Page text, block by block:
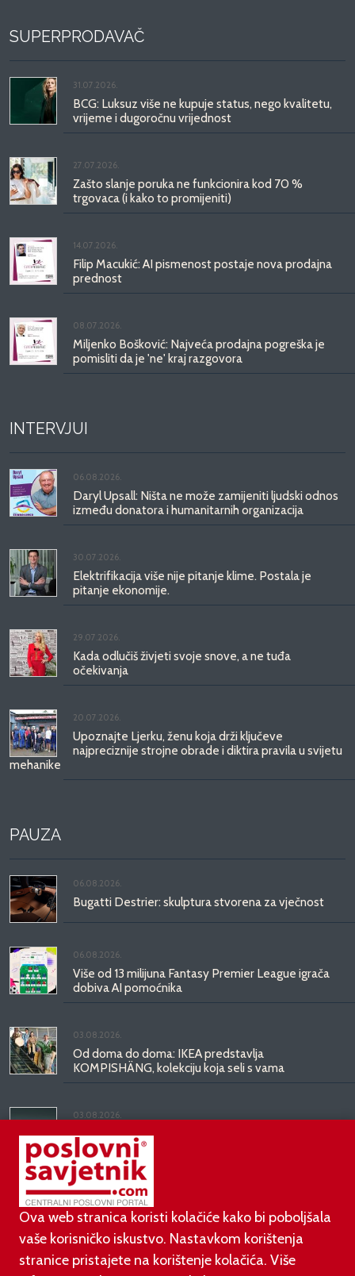
SUPERPRODAVAČ
31.07.2026.
BCG: Luksuz više ne kupuje status, nego kvalitetu,
vrijeme i dugoročnu vrijednost
27.07.2026.
Zašto slanje poruka ne funkcionira kod 70 %
trgovaca (i kako to promijeniti)
14.07.2026.
Filip Macukić: AI pismenost postaje nova prodajna
prednost
08.07.2026.
Miljenko Bošković: Najveća prodajna pogreška je
pomisliti da je 'ne' kraj razgovora
INTERVJUI
06.08.2026.
Daryl Upsall: Ništa ne može zamijeniti ljudski odnos
između donatora i humanitarnih organizacija
30.07.2026.
Elektrifikacija više nije pitanje klime. Postala je
pitanje ekonomije.
29.07.2026.
Kada odlučiš živjeti svoje snove, a ne tuđa
očekivanja
20.07.2026.
Upoznajte Ljerku, ženu koja drži ključeve
najpreciznije strojne obrade i diktira pravila u svijetu
mehanike
PAUZA
06.08.2026.
Bugatti Destrier: skulptura stvorena za vječnost
06.08.2026.
Više od 13 milijuna Fantasy Premier League igrača
dobiva AI pomoćnika
03.08.2026.
Od doma do doma: IKEA predstavlja
KOMPISHÄNG, kolekciju koja seli s vama
03.08.2026.
Kineski BYD predstavio luksuznu limuzinu veću od
Mercedesove S-klase, obećava domet do 1.000
kilometara
Ova web stranica koristi kolačiće kako bi poboljšala
vaše korisničko iskustvo. Nastavkom korištenja
stranice pristajete na korištenje kolačića. Više